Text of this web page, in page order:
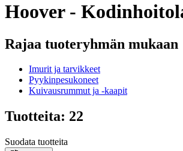
Hoover -
Rajaa tuoteryhmän mukaan
Imurit ja tarvikkeet
Pyykinpesukoneet
Kuivausrummut ja -kaapit
Tuotteita: 22
Suodata tuotteita